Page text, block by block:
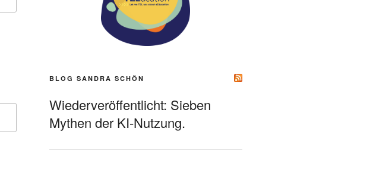
BLOG SANDRA SCHÖN
Wiederveröffentlicht: Sieben
Mythen der KI-Nutzung.